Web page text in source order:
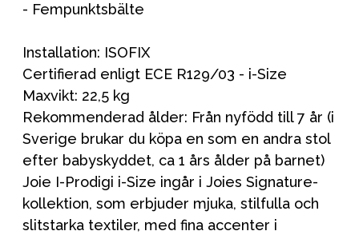
- Fempunktsbälte
Installation: ISOFIX
Certifierad enligt ECE R129/03 - i-Size
Maxvikt: 22,5 kg
Rekommenderad ålder: Från nyfödd till 7 år (i
Sverige brukar du köpa en som en andra stol
efter babyskyddet, ca 1 års ålder på barnet)
Joie I-Prodigi i-Size ingår i Joies Signature-
kollektion, som erbjuder mjuka, stilfulla och
slitstarka textiler, med fina accenter i